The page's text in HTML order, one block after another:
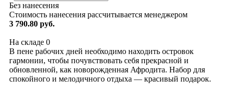
Без нанесения
Стоимость нанесения рассчитывается менеджером
3 790.80 руб.
На складе 0
В пене рабочих дней необходимо находить островок
гармонии, чтобы почувствовать себя прекрасной и
обновленной, как новорожденная Афродита. Набор для
спокойного и мелодичного отдыха — красивый подарок.